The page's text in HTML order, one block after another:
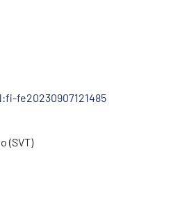
fe20230907121485
(SVT)